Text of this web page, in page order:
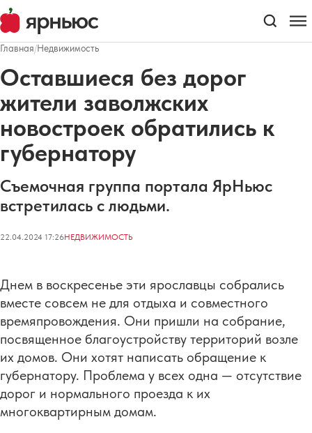
Главная/Недвижимость
Оставшиеся без дорог
жители заволжских
новостроек обратились к
губернатору
Съемочная группа портала ЯрНьюс
встретилась с людьми.
22.04.2024 17:26НЕДВИЖИМОСТЬ
Днем в воскресенье эти ярославцы собрались
вместе совсем не для отдыха и совместного
времяпровождения. Они пришли на собрание,
посвященное благоустройству территорий возле
их домов. Они хотят написать обращение к
губернатору. Проблема у всех одна — отсутствие
дорог и нормального проезда к их
многоквартирным домам.